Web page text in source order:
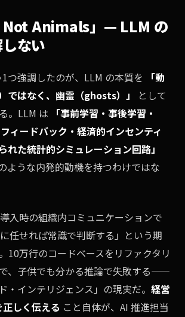
Not Animals」— LLM の
ない
つ強調したのが、LLM の本質を
「動
はなく、幽霊（ghosts）」
として
。LLM は
「事前学習・事後学習・
ィードバック・経済的インセンティ
れた統計的シミュレーション回路」
ような内発的動機を持つわけではな
入時の組織内コミュニケーションで
任せれば常識で判断する」という期
10万行のコードベースをリファクタリ
、子供でも分かる推論で失敗する——
・インテリジェンス」の現実だ。 経営
しく伝える こと自体が、AI 推進担当